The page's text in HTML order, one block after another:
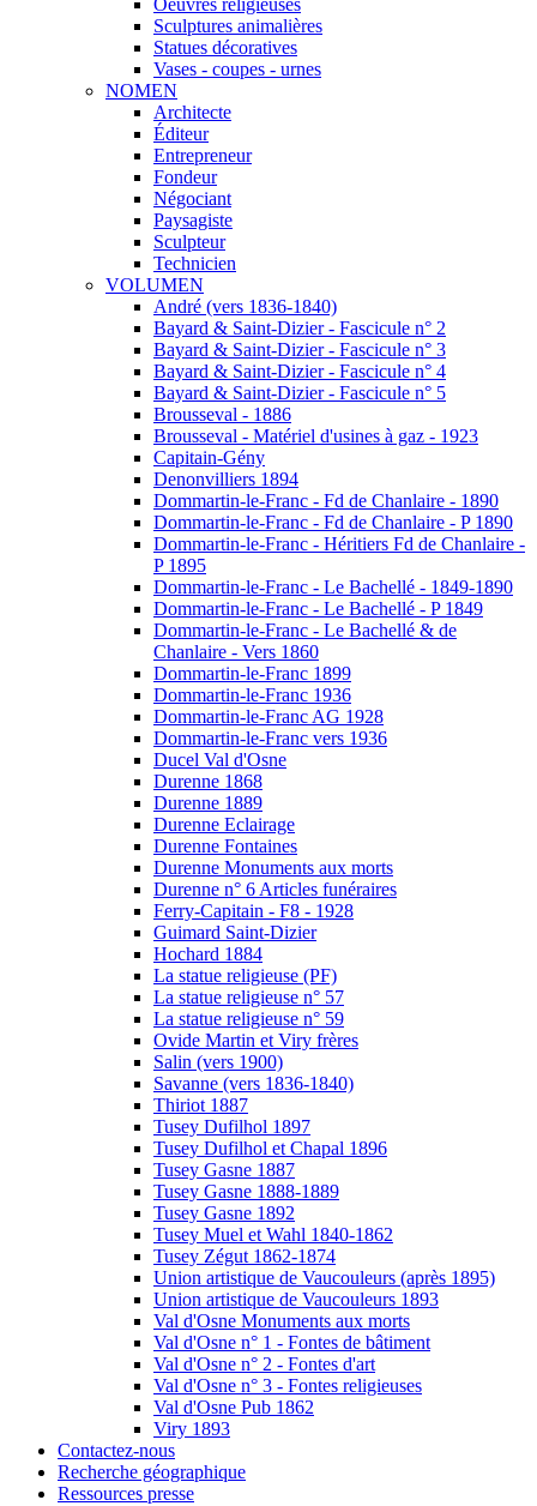
Oeuvres religieuses
Sculptures animalières
Statues décoratives
Vases - coupes - urnes
NOMEN
Architecte
Éditeur
Entrepreneur
Fondeur
Négociant
Paysagiste
Sculpteur
Technicien
VOLUMEN
André (vers 1836-1840)
Bayard & Saint-Dizier - Fascicule n° 2
Bayard & Saint-Dizier - Fascicule n° 3
Bayard & Saint-Dizier - Fascicule n° 4
Bayard & Saint-Dizier - Fascicule n° 5
Brousseval - 1886
Brousseval - Matériel d'usines à gaz - 1923
Capitain-Gény
Denonvilliers 1894
Dommartin-le-Franc - Fd de Chanlaire - 1890
Dommartin-le-Franc - Fd de Chanlaire - P 1890
Dommartin-le-Franc - Héritiers Fd de Chanlaire -
P 1895
Dommartin-le-Franc - Le Bachellé - 1849-1890
Dommartin-le-Franc - Le Bachellé - P 1849
Dommartin-le-Franc - Le Bachellé & de
Chanlaire - Vers 1860
Dommartin-le-Franc 1899
Dommartin-le-Franc 1936
Dommartin-le-Franc AG 1928
Dommartin-le-Franc vers 1936
Ducel Val d'Osne
Durenne 1868
Durenne 1889
Durenne Eclairage
Durenne Fontaines
Durenne Monuments aux morts
Durenne n° 6 Articles funéraires
Ferry-Capitain - F8 - 1928
Guimard Saint-Dizier
Hochard 1884
La statue religieuse (PF)
La statue religieuse n° 57
La statue religieuse n° 59
Ovide Martin et Viry frères
Salin (vers 1900)
Savanne (vers 1836-1840)
Thiriot 1887
Tusey Dufilhol 1897
Tusey Dufilhol et Chapal 1896
Tusey Gasne 1887
Tusey Gasne 1888-1889
Tusey Gasne 1892
Tusey Muel et Wahl 1840-1862
Tusey Zégut 1862-1874
Union artistique de Vaucouleurs (après 1895)
Union artistique de Vaucouleurs 1893
Val d'Osne Monuments aux morts
Val d'Osne n° 1 - Fontes de bâtiment
Val d'Osne n° 2 - Fontes d'art
Val d'Osne n° 3 - Fontes religieuses
Val d'Osne Pub 1862
Viry 1893
Contactez-nous
Recherche géographique
Ressources presse